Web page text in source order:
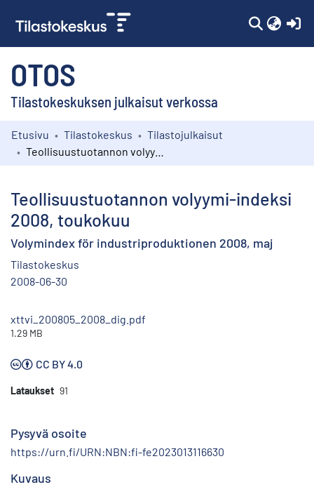
OTOS
Tilastokeskuksen julkaisut verkossa
Kokoelmat
Etusivu Tilastokeskus
Tilastojulkaisut
Teollisuustuotannon volyymi-indeksi
2008, toukokuu
Volymindex för industriproduktionen 2008, maj
Tilastokeskus
2008-06-30
xttvi_200805_2008_dig.pdf
1.29 MB
CC BY 4.0
Lataukset 91
Pysyvä osoite
https://urn.fi/URN:NBN:fi-fe2023013116630
Kuvaus